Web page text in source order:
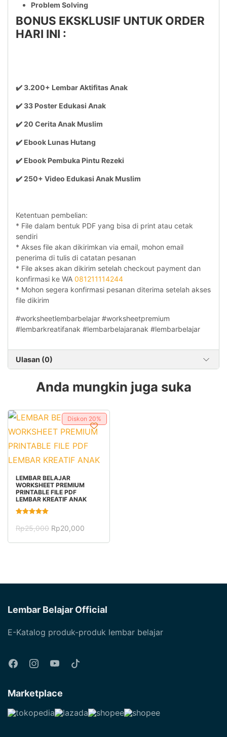
Problem Solving
BONUS EKSKLUSIF UNTUK ORDER
HARI INI :
✔️ 3.200+ Lembar Aktifitas Anak
✔️ 33 Poster Edukasi Anak
✔️ 20 Cerita Anak Muslim
✔️ Ebook Lunas Hutang
✔️ Ebook Pembuka Pintu Rezeki
✔️ 250+ Video Edukasi Anak Muslim
Ketentuan pembelian:
* File dalam bentuk PDF yang bisa di print atau cetak
sendiri
* Akses file akan dikirimkan via email, mohon email
penerima di tulis di catatan pesanan
* File akses akan dikirim setelah checkout payment dan
konfirmasi ke WA 081211114244
* Mohon segera konfirmasi pesanan diterima setelah akses
file dikirim
#worksheetlembarbelajar #worksheetpremium
#lembarkreatifanak #lembarbelajaranak #lembarbelajar
Ulasan (0)
Anda mungkin juga suka
Diskon 20%
TAMBAH KE KERANJANG
LEMBAR BELAJAR
WORKSHEET PREMIUM
PRINTABLE FILE PDF
LEMBAR KREATIF ANAK
5.00
dari 5
Rp25,000 Harga
adalah:
Rp20,000
ini
Lembar Belajar Official
E-Katalog produk-produk lembar belajar
Marketplace